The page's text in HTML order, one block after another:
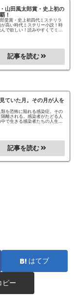
山田風太郎賞・史上初の
！
受賞・史上初四代ミステリラ
高い時代ミステリー小説！時
で欲しい！読みやすくてミス
ていた月。その月が人を
類を恐怖に陥れる感染症。その
離される。感染者がたどる人
で生きる感染者たちの人生を
はてブ
ピー